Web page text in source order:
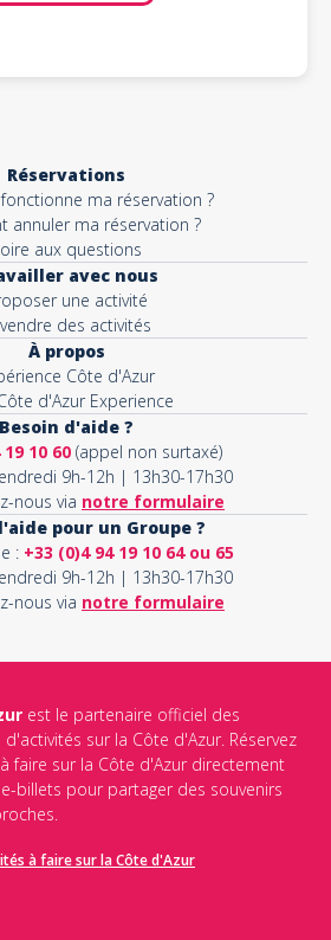
Réservations
ma réservation ?
annuler ma réservation ?
aux questions
avec nous
une activité
des activités
À propos
Côte d'Azur
d'Azur Experience
Besoin d'aide ?
10 60 (appel non surtaxé)
9h-12h | 13h30-17h30
nous via notre formulaire
pour un Groupe ?
: +33 (0)4 94 19 10 64 ou 65
9h-12h | 13h30-17h30
nous via notre formulaire
est le partenaire officiel des
sur la Côte d'Azur. Réservez
faire sur la Côte d'Azur directement
billets pour partager des souvenirs
à faire sur la Côte d'Azur